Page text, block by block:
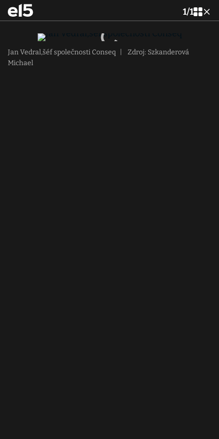
1/1
Jan Vedral,šéf společnosti Conseq
Zdroj: Szkanderová
Michael